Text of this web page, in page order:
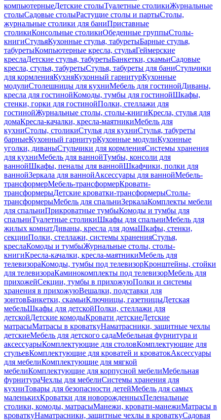
компьютерныеДетские столыТуалетные столикиЖурнальные
столыСадовые столыРастущие столы и партыСтолы,
журнальные столики для баниПриставные
столикиКонсольные столикиОбеденные группыСтолы-
книгиСтульяКухонные стулья, табуретыБарные стулья,
табуретыКомпьютерные кресла, стульяГеймерские
креслаДетские стулья, табуретыБанкетки, скамьиСадовые
кресла, стулья, табуретыСтулья, табуреты для баниСтульчики
для кормленияКухняКухонный гарнитурКухонные
модулиСтолешницы для кухниМебель для гостинойДиваны,
кресла для гостинойКомоды, тумбы для гостинойШкафы,
стенки, горки для гостинойПолки, стеллажи для
гостинойЖурнальные столы, столы-книгиКресла, стулья для
домаКресла-качалки, кресла-маятникиМебель для
кухниСтолы, столикиСтулья для кухниСтулья, табуреты
барныеКухонный гарнитурКухонные модулиКухонные
уголки, диваныСтульчики для кормленияСистемы хранения
для кухниМебель для ваннойТумбы, консоли для
ваннойШкафы, пеналы для ваннойШкафчики, полки для
ваннойЗеркала для ваннойАксессуары для ваннойМебель-
трансформерМебель-трансформерКровати-
трансформерыДетские кроватки-трансформерыСтолы-
трансформерыМебель для спальниЗеркалаКомплекты мебели
для спальниПрикроватные тумбыКомоды и тумбы для
спальниТуалетные столикиШкафы для спальниМебель для
жилых комнатДиваны, кресла для домаШкафы, стенки,
секцииПолки, стеллажи, системы храненияСтулья,
креслаКомоды и тумбыЖурнальные столы, столы-
книгиКресла-качалки, кресла-маятникиМебель для
телевизораКомоды, тумбы под телевизорКронштейны, стойки
для телевизораКаминокомплекты под телевизорМебель для
прихожейСекции, тумбы в прихожуюПолки и системы
хранения в прихожуюВешалки, подставки для
зонтовБанкетки, скамьиКлючницы, газетницыДетская
мебельШкафы для детскойПолки, стеллажи для
детскойДетские комодыКровати детскиеДетские
матрасыМатрасы в кроваткуНаматрасники, защитные чехлы
детскиеМебель для детского садаМебельная фурнитура и
аксессуарыКомплектующие для столовКомплектующие для
стульевКомплектующие для кроватей и кроватокАксессуары
для мебелиКомплектующие для мягкой
мебелиКомплектующие для корпусной мебелиМебельная
фурнитураЧехлы для мебелиСистемы хранения для
кухниТовары для безопасности детейМебель для самых
маленькихКроватки для новорожденныхПеленальные
столики, комоды, матрасыМанежи, кровати-манежиМатрасы в
кроваткуНаматрасники, защитные чехлы в кроваткуСадовая